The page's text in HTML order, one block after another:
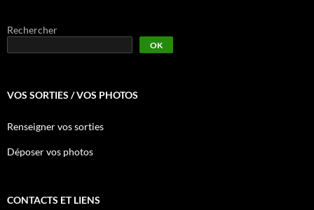
Rechercher
OK
VOS SORTIES / VOS PHOTOS
Renseigner vos sorties
Déposer vos photos
CONTACTS ET LIENS